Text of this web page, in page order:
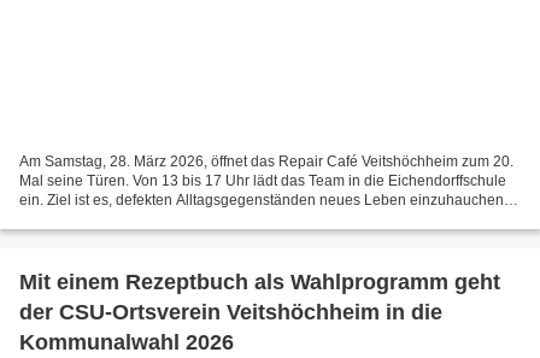
Am Samstag, 28. März 2026, öffnet das Repair Café Veitshöchheim zum 20.
Mal seine Türen. Von 13 bis 17 Uhr lädt das Team in die Eichendorffschule
ein. Ziel ist es, defekten Alltagsgegenständen neues Leben einzuhauchen –
Mit einem Rezeptbuch als Wahlprogramm geht
der CSU-Ortsverein Veitshöchheim in die
Kommunalwahl 2026